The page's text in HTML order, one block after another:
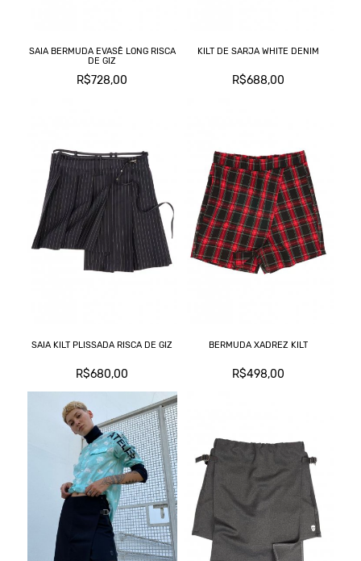
SAIA BERMUDA EVASÊ LONG RISCA
DE GIZ
R$728,00
KILT DE SARJA WHITE DENIM
R$688,00
SAIA KILT PLISSADA RISCA DE GIZ
R$680,00
BERMUDA XADREZ KILT
R$498,00